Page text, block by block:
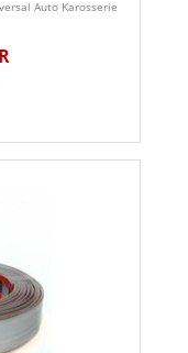
Auto Karosserie